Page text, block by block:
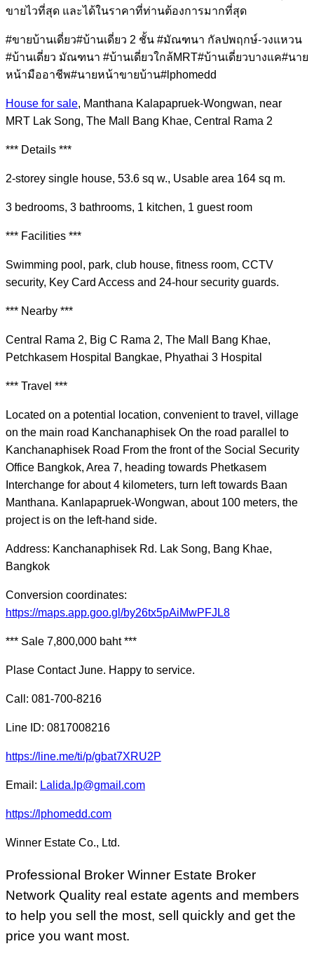
ขายไวที่สุด และได้ในราคาที่ท่านต้องการมากที่สุด
#ขายบ้านเดี่ยว#บ้านเดี่ยว 2 ชั้น #มัณฑนา กัลปพฤกษ์-วงแหวน
#บ้านเดี่ยว มัณฑนา #บ้านเดี่ยวใกล้MRT#บ้านเดี่ยวบางแค#นาย
หน้ามืออาชีพ#นายหน้าขายบ้าน#lphomedd
House for sale, Manthana Kalapapruek-Wongwan, near
MRT Lak Song, The Mall Bang Khae, Central Rama 2
*** Details ***
2-storey single house, 53.6 sq w., Usable area 164 sq m.
3 bedrooms, 3 bathrooms, 1 kitchen, 1 guest room
*** Facilities ***
Swimming pool, park, club house, fitness room, CCTV
security, Key Card Access and 24-hour security guards.
*** Nearby ***
Central Rama 2, Big C Rama 2, The Mall Bang Khae,
Petchkasem Hospital Bangkae, Phyathai 3 Hospital
*** Travel ***
Located on a potential location, convenient to travel, village
on the main road Kanchanaphisek On the road parallel to
Kanchanaphisek Road From the front of the Social Security
Office Bangkok, Area 7, heading towards Phetkasem
Interchange for about 4 kilometers, turn left towards Baan
Manthana. Kanlapapruek-Wongwan, about 100 meters, the
project is on the left-hand side.
Address: Kanchanaphisek Rd. Lak Song, Bang Khae,
Bangkok
Conversion coordinates:
https://maps.app.goo.gl/by26tx5pAiMwPFJL8
*** Sale 7,800,000 baht ***
Plase Contact June. Happy to service.
Call: 081-700-8216
Line ID: 0817008216
https://line.me/ti/p/gbat7XRU2P
Email: Lalida.lp@gmail.com
https://lphomedd.com
Winner Estate Co., Ltd.
Professional Broker Winner Estate Broker
Network Quality real estate agents and members
to help you sell the most, sell quickly and get the
price you want most.